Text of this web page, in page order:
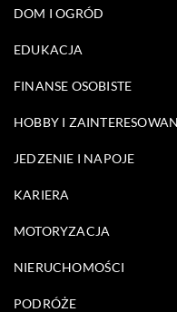
DOM I OGRÓD
EDUKACJA
FINANSE OSOBISTE
HOBBY I
JEDZENIE I NAPOJE
KARIERA
MOTORYZACJA
NIERUCHOMOŚCI
PODRÓŻE